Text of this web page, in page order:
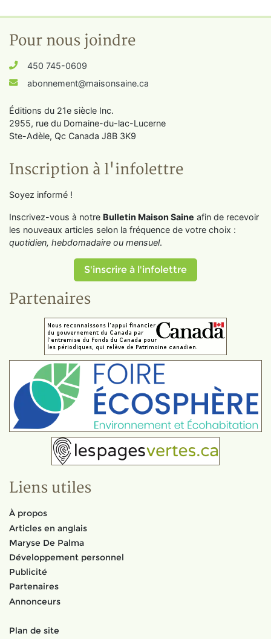
Pour nous joindre
450 745-0609
abonnement@maisonsaine.ca
Éditions du 21e siècle Inc.
2955, rue du Domaine-du-lac-Lucerne
Ste-Adèle, Qc Canada J8B 3K9
Inscription à l'infolettre
Soyez informé !
Inscrivez-vous à notre Bulletin Maison Saine afin de recevoir
les nouveaux articles selon la fréquence de votre choix :
quotidien, hebdomadaire ou mensuel.
S'inscrire à l'infolettre
Partenaires
Liens utiles
À propos
Articles en anglais
Maryse De Palma
Développement personnel
Publicité
Partenaires
Annonceurs
Plan de site